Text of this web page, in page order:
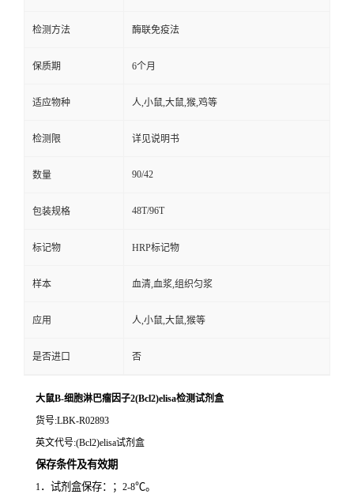
检测方法 酶联免疫法
保质期 6个月
适应物种 人,小鼠,大鼠,猴,鸡等
检测限 详见说明书
数量 90/42
包装规格 48T/96T
标记物 HRP标记物
样本 血清,血浆,组织匀浆
应用 人,小鼠,大鼠,猴等
是否进口 否
大鼠B-细胞淋巴瘤因子2(Bcl2)elisa检测试剂盒
货号:LBK-R02893
英文代号:(Bcl2)elisa试剂盒
保存条件及有效期
1．试剂盒保存：； 2-8℃。